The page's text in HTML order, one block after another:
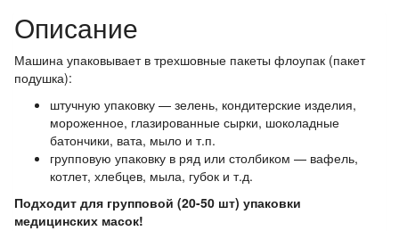
Описание
Машина упаковывает в трехшовные пакеты флоупак (пакет
подушка):
штучную упаковку — зелень, кондитерские изделия,
мороженное, глазированные сырки, шоколадные
батончики, вата, мыло и т.п.
групповую упаковку в ряд или столбиком — вафель,
котлет, хлебцев, мыла, губок и т.д.
Подходит для групповой (20-50 шт) упаковки
медицинских масок!